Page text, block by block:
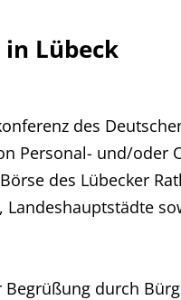
Lübeck
des
Personal- und/oder
des Lübecker
durch